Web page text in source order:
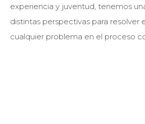
experiencia y juventud, tenemos
distintas perspectivas para resolver
cualquier problema en el proceso